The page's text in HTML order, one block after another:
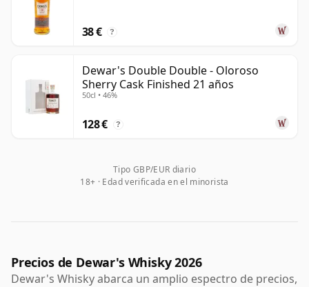
componen.
El atractivo de Dewar's reside en su equilibrio entre
confianza, con la suavidad suficiente para disfrutarlo
en combinados sencillos y highballs, mientras que las
expresiones de mayor edad y acabado más cuidado
ofrecen mayor profundidad para quienes prefieren un
38 € ?
Dewar's Double Double - Oloroso
Sherry Cask Finished 21 años
50cl • 46%
128 € ?
Tipo GBP/EUR diario
18+ · Edad verificada en el minorista
Precios de Dewar's Whisky 2026
Dewar's Whisky abarca un amplio espectro de precios,